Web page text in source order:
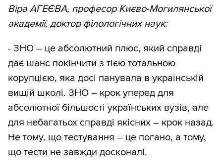
Віра АГЕЄВА, професор Києво-Могилянської
академії, доктор філологічних наук:
- ЗНО – це абсолютний плюс, який справді
дає шанс покінчити з тією тотальною
корупцією, яка досі панувала в українській
вищій школі. ЗНО – крок уперед для
абсолютної більшості українських вузів, але
для небагатьох справді якісних – крок назад.
Не тому, що тестування – це погано, а тому,
що тести не завжди досконалі.